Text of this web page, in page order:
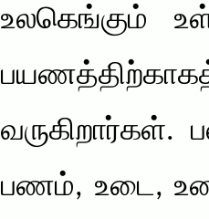
உலகெங்கும்
வருகிறார்கள்.
பணம், உடை,